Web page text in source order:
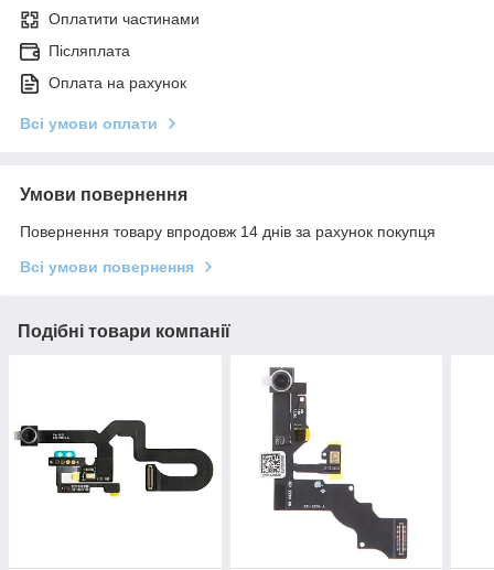
Оплатити частинами
Післяплата
Оплата на рахунок
Всі умови оплати
Умови повернення
Повернення товару впродовж 14 днів за рахунок покупця
Всі умови повернення
Подібні товари компанії